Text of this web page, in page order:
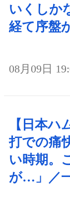
いくしか
経て序盤
08月09日
【日本ハ
打での痛
い時期。
が…」／